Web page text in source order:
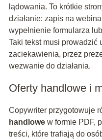
lądowania. To krótkie
działanie: zapis na
wypełnienie formularza
Taki tekst musi prowadzić
zaciekawienia, przez
wezwanie do działania.
Oferty handlowe i
Copywriter przygotowuje
handlowew formie PDF,
treści, które trafiają do